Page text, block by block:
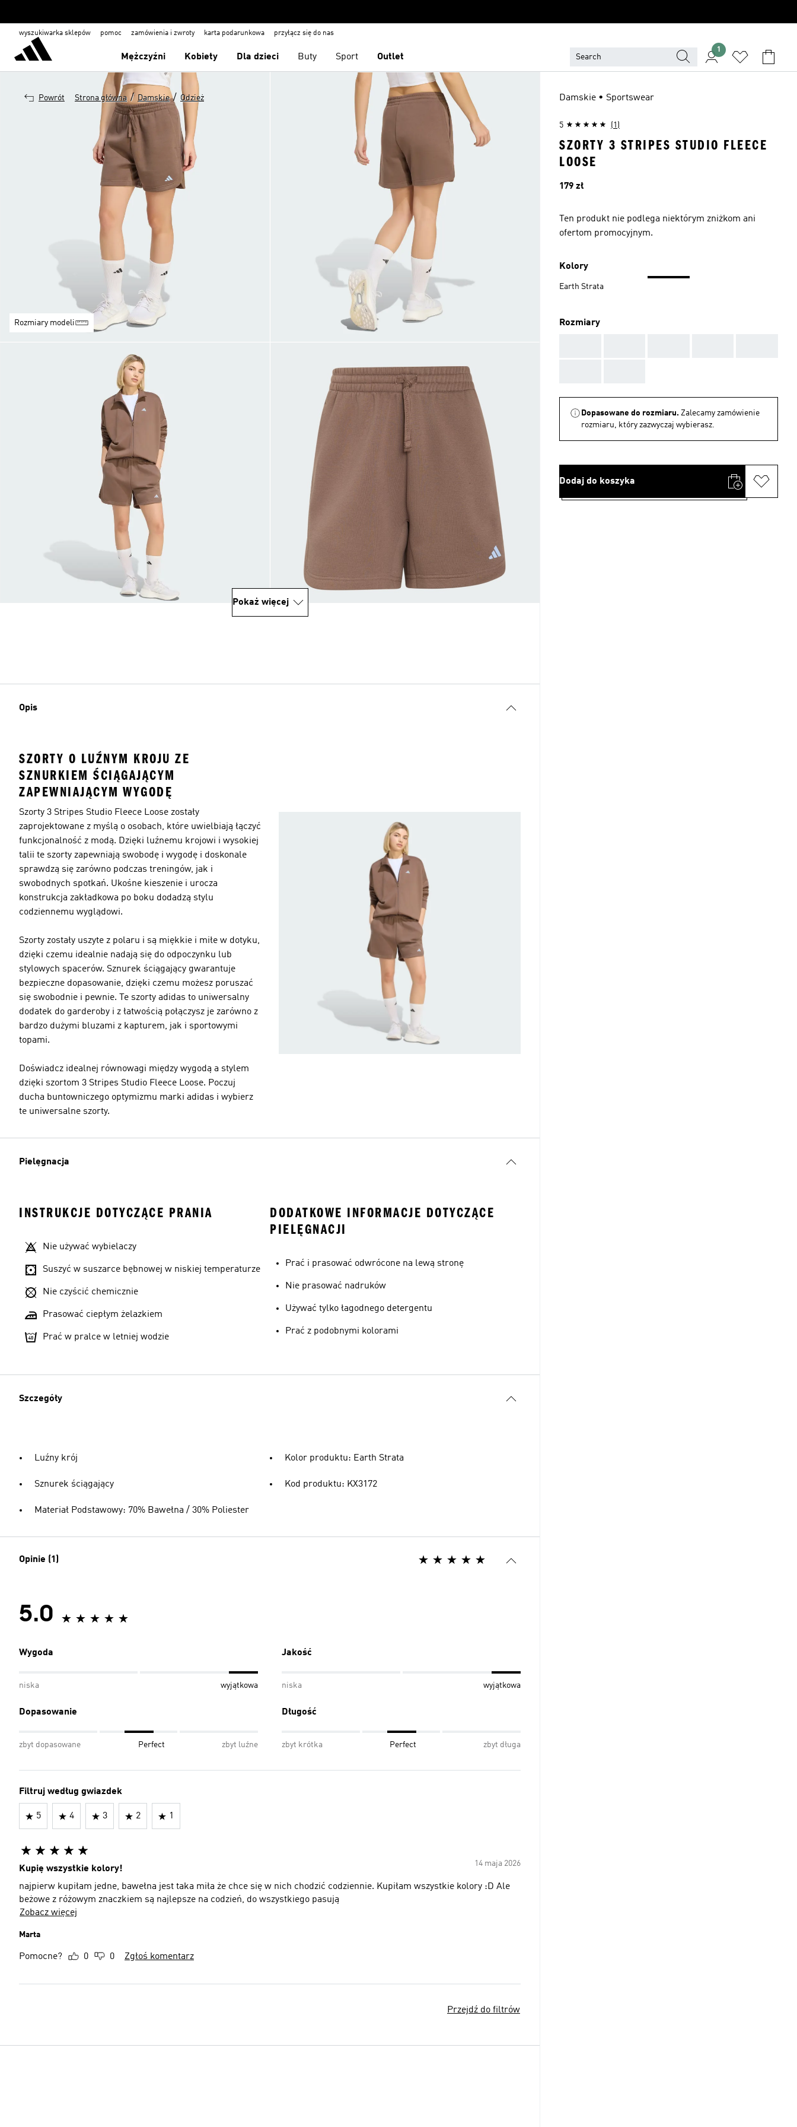
wyszukiwarka sklepów pomoc zamówienia i zwroty karta podarunkowa przyłącz się do nas
Mężczyźni Kobiety Dla dzieci Buty Sport Outlet
1
Powrót Strona główna / Damskie / Odzież
Rozmiary modeli
Pokaż więcej
Opis
SZORTY O LUŹNYM KROJU ZE
SZNURKIEM ŚCIĄGAJĄCYM
ZAPEWNIAJĄCYM WYGODĘ
Szorty 3 Stripes Studio Fleece Loose zostały
zaprojektowane z myślą o osobach, które uwielbiają łączyć
funkcjonalność z modą. Dzięki luźnemu krojowi i wysokiej
talii te szorty zapewniają swobodę i wygodę i doskonale
sprawdzą się zarówno podczas treningów, jak i
swobodnych spotkań. Ukośne kieszenie i urocza
konstrukcja zakładkowa po boku dodadzą stylu
codziennemu wyglądowi.
Szorty zostały uszyte z polaru i są miękkie i miłe w dotyku,
dzięki czemu idealnie nadają się do odpoczynku lub
stylowych spacerów. Sznurek ściągający gwarantuje
bezpieczne dopasowanie, dzięki czemu możesz poruszać
się swobodnie i pewnie. Te szorty adidas to uniwersalny
dodatek do garderoby i z łatwością połączysz je zarówno z
bardzo dużymi bluzami z kapturem, jak i sportowymi
topami.
Doświadcz idealnej równowagi między wygodą a stylem
dzięki szortom 3 Stripes Studio Fleece Loose. Poczuj
ducha buntowniczego optymizmu marki adidas i wybierz
te uniwersalne szorty.
Pielęgnacja
INSTRUKCJE DOTYCZĄCE PRANIA
Nie używać wybielaczy
Suszyć w suszarce bębnowej w niskiej temperaturze
Nie czyścić chemicznie
Prasować ciepłym żelazkiem
Prać w pralce w letniej wodzie
DODATKOWE INFORMACJE DOTYCZĄCE
PIELĘGNACJI
Prać i prasować odwrócone na lewą stronę
Nie prasować nadruków
Używać tylko łagodnego detergentu
Prać z podobnymi kolorami
Szczegóły
Luźny krój
Sznurek ściągający
Materiał Podstawowy: 70% Bawełna / 30% Poliester
Kolor produktu: Earth Strata
Kod produktu: KX3172
Opinie (1)
5.0
Wygoda
niska wyjątkowa
Jakość
niska wyjątkowa
Dopasowanie
zbyt dopasowane Perfect zbyt luźne
Długość
zbyt krótka Perfect zbyt długa
Filtruj według gwiazdek
5 4 3 2 1
14 maja 2026
Kupię wszystkie kolory!
najpierw kupiłam jedne, bawełna jest taka miła że chce się w nich chodzić codziennie. Kupiłam wszystkie kolory :D Ale
beżowe z różowym znaczkiem są najlepsze na codzień, do wszystkiego pasują
Zobacz więcej
Marta
Pomocne? 0 0 Zgłoś komentarz
Przejdź do filtrów
Damskie • Sportswear
5 (1)
SZORTY 3 STRIPES STUDIO FLEECE
LOOSE
Cena
179 zł
Ten produkt nie podlega niektórym zniżkom ani
ofertom promocyjnym.
Kolory
Earth Strata
Rozmiary
Dopasowane do rozmiaru. Zalecamy zamówienie
rozmiaru, który zazwyczaj wybierasz.
Dodaj do koszyka